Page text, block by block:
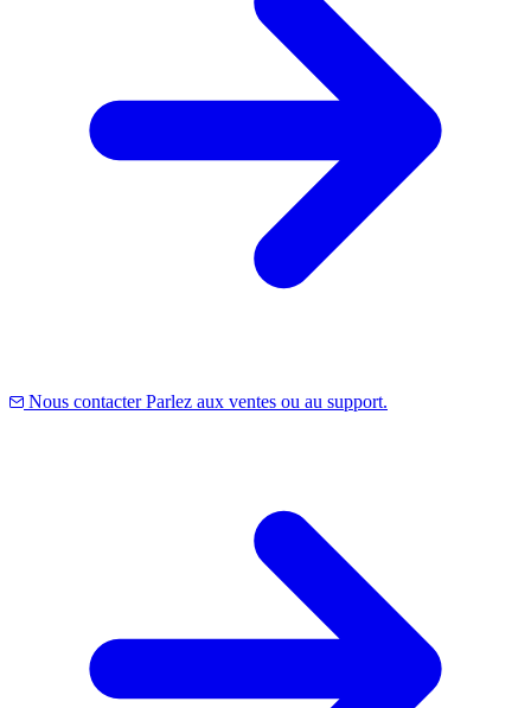
Nous contacter Parlez aux ventes ou au support.